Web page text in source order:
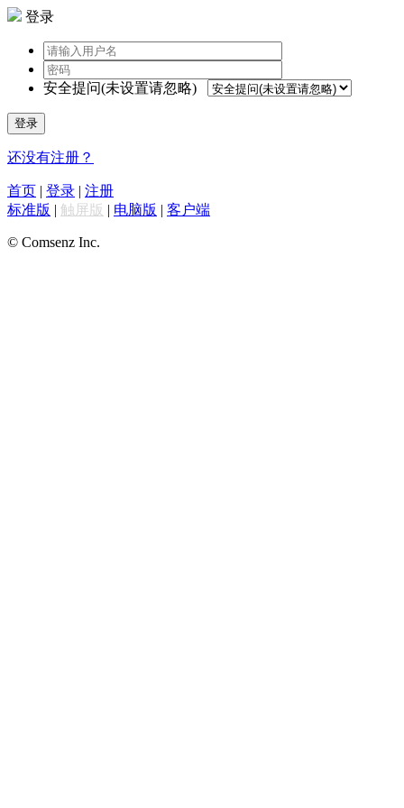
登录
安全提问(未设置请忽略)
登录
还没有注册？
首页 | 登录 | 注册
标准版 | 触屏版 | 电脑版 | 客户端
© Comsenz Inc.